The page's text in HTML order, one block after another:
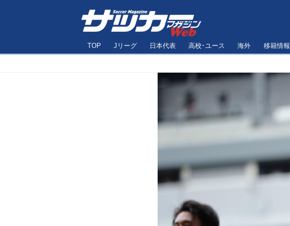
TOP Jリーグ 日本代表 高校･ユース 海外 移籍情報